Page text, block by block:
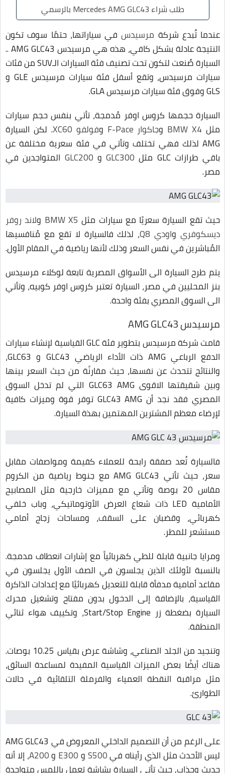
طلب شراء Mercedes AMG GLC43 بالرسمي
عندما تٌبدع شركة مرسيدسفي سياراتها، حتمًا سوف تكون
النتيجة عادلة بشكل كافي، هذه هي مرسيدس AMG GLC43 ..
السيارة صٌنعت لتكون تحت تصنيف فئة السيارات الـSUV من فئات
سيارات مرسيدس، وتقع أسفل فئة سيارات مرسيدس GLE و
GLS وفوق فئة سيارات مرسيدس GLA.
السيارة حجمها كروس اوفر مُدمجة، تأتي بنفس حجم سيارات
مثل BMW X4 وجاكوار F-Pace وفولفو XC60
. لكن السيارة
AMG لذلك فهي تختلف وتأتي في فئة سعرية مختلفة عن
باقي طرازات GLC مثل
GLC300 و GLC200 المتواجدين في
مصر.
حيث تقع السيارة سعريًا مع سيارات مثل BMW X5 ولاند روفر
ديسكوفري واودي Q8
، لذلك فالسيارة لا تقع مع مُنافسيها
المُباشرين في نفس السعر وذلك لأنها رياضية في المقام الأول.
يتم طرح السيارة الى الأسواق المصرية تابعة لوكلاء مرسيدس
بنز المحليين في مصر، السيارة تعتبر كروس اوفر كوبيه، وتأتي
الى السوق المصري بفئة واحدة.
مرسيدس AMG GLC43
قامت شركة مرسيدس بتطوير فئة GLC القياسية لإنشاء سيارات
الدفع الرباعي AMG ذات الأداء الرياضي GLC43 و GLC63،
والنتائج تتحدث عن نفسها، حيث مقارنًة من حيث السعر بينها
وبين شقيقتها الاقوى GLC63 AMG التي لم تدخل السوق
المصري فقد نجد أن GLC43 AMG توفر قوة وميزات كافية
لإرضاء معظم المشترين المهتمين بهذة السيارة.
فالسيارة تُعد صفقة رابحة للعملاء كقيمة ومواصفات مقابل
سعر، حيث تأتي AMG GLC43 مع جنوط رياضية من الكروم
مقاس 20 بوصة وتأتي مع مميزات خارجية مثل المصابيح
الأمامية LED ذات شعاع العرض الأوتوماتيكي، وباب خلفي
كهربائي، وقضبان على السقف، ومساحات زجاج أمامي
مستشعر للمطر.
ومرايا جانبية قابلة للطي كهربائياً مع إشارات انعطاف مدمجة.
بالنسبة لأولئك الذين يجلسون في الصف الأول يجلسون في
مقاعد أمامية مدفأة قابلة للتعديل كهربائيًا مع إعدادات الذاكرة
القياسية، بالإضافة إلى الدخول بدون مفتاح وتشغيل محرك
السيارة بضغطة زر Start/Stop Engine، وتكييف هواء ثنائي
المنطقة.
وتنجيد من الجلد الصناعي، وشاشة عرض بقياس 10.25 بوصات.
هناك أيضًا بعض الميزات القياسية المفيدة لمساعدة السائق،
مثل مراقبة النقطة العمياء والفرملة التلقائية في حالات
الطوارئ.
على الرغم من أن التصميم الداخلي المعروض في AMG GLC43
ليس الأحدث مثل الذي رأيناه فيS500وE300 وA200، إلا أنه
حديث وجذاب, حيث تأتي السيارة بشاشة تعمل باللمس متواجدة